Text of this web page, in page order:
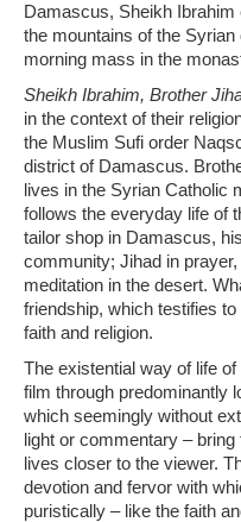
Damascus, Sheikh
the mountains of the
morning mass in the
Sheikh Ibrahim, Brother
in the context of their
the Muslim Sufi order
district of Damascus.
lives in the Syrian Catholic
follows the everyday life of
tailor shop in Damascus,
community; Jihad in
meditation in the desert.
friendship, which testifies
faith and religion.
The existential way of life
film through predominantly
which seemingly without
light or commentary –
lives closer to the viewer.
devotion and fervor with
puristically – like the faith